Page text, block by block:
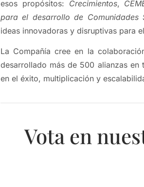
esos propósitos: Crecimientos,
para el desarrollo de Comunidades
ideas innovadoras y disruptivas para
La Compañía cree en la
desarrollado más de 500 alianzas
en el éxito, multiplicación y
Vota en